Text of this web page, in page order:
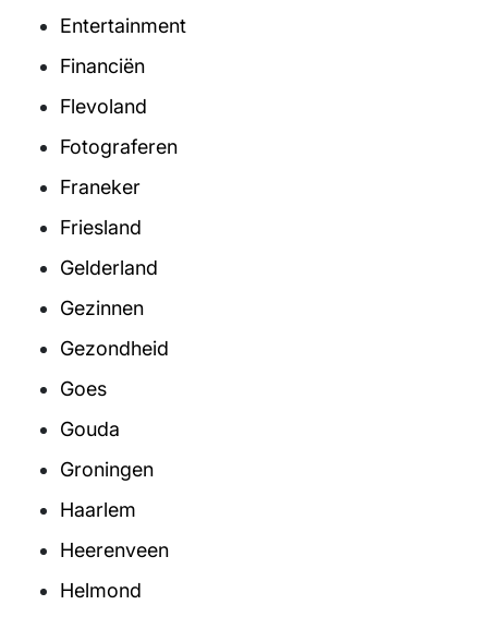
Entertainment
Financiën
Flevoland
Fotograferen
Franeker
Friesland
Gelderland
Gezinnen
Gezondheid
Goes
Gouda
Groningen
Haarlem
Heerenveen
Helmond